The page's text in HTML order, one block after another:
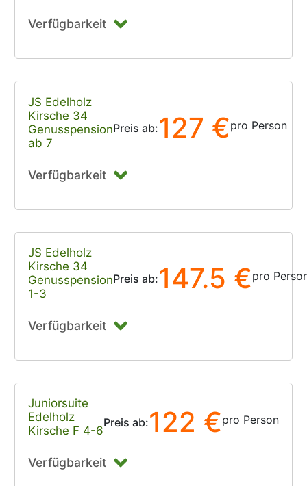
Verfügbarkeit
JS Edelholz
Kirsche 34
Genusspension
ab 7
Preis ab:127 €pro Person
Verfügbarkeit
JS Edelholz
Kirsche 34
Genusspension
1-3
Preis ab:147.5 €pro
Verfügbarkeit
Juniorsuite
Edelholz
Kirsche F 4-6
Preis ab:122 €pro Person
Verfügbarkeit